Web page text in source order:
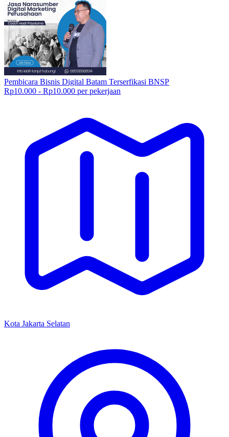
Pembicara Bisnis Digital Batam Terserfikasi BNSP
Rp10.000 - Rp10.000 per pekerjaan
Kota Jakarta Selatan